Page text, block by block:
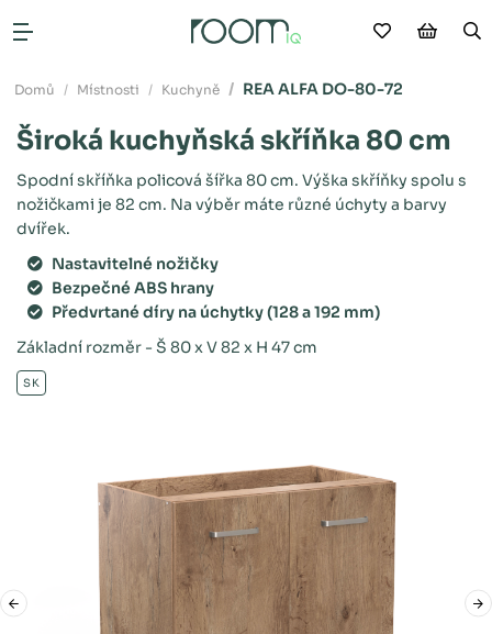
Otevřít menu Moje
Domů Místnosti Kuchyně REA ALFA DO-80-72
Široká kuchyňská skříňka 80 cm
Spodní skříňka policová šířka 80 cm. Výška skříňky spolu s
nožičkami je 82 cm. Na výběr máte různé úchyty a barvy
dvířek.
Nastavitelné nožičky
Bezpečné ABS hrany
Předvrtané díry na úchytky (128 a 192 mm)
Základní rozměr - Š 80 x V 82 x H 47 cm
SK